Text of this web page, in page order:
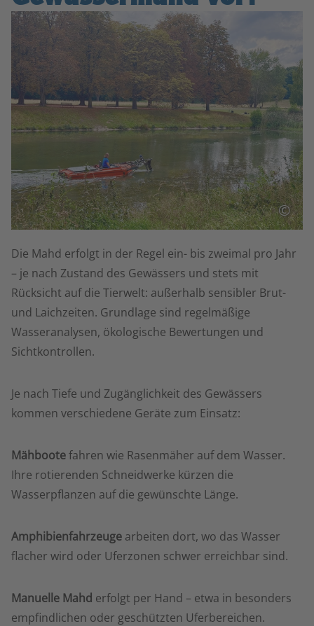
©
Die Mahd erfolgt in der Regel ein- bis zweimal pro Jahr
– je nach Zustand des Gewässers und stets mit
Rücksicht auf die Tierwelt: außerhalb sensibler Brut-
und Laichzeiten. Grundlage sind regelmäßige
Wasseranalysen, ökologische Bewertungen und
Sichtkontrollen.
Je nach Tiefe und Zugänglichkeit des Gewässers
kommen verschiedene Geräte zum Einsatz:
Mähbootefahren wie Rasenmäher auf dem Wasser.
Ihre rotierenden Schneidwerke kürzen die
Wasserpflanzen auf die gewünschte Länge.
Amphibienfahrzeuge arbeiten dort, wo das Wasser
flacher wird oder Uferzonen schwer erreichbar sind.
Manuelle Mahd erfolgt per Hand – etwa in besonders
empfindlichen oder geschützten Uferbereichen.